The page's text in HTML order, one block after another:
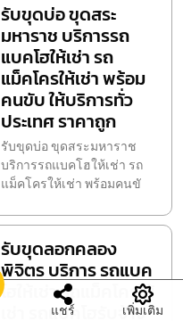
รับขุดบ่อ ขุดสระ
มหาราช บริการรถ
แบคโฮให้เช่า รถ
แม็คโครให้เช่า พร้อม
คนขับ ให้บริการทั่ว
ประเทศ ราคาถูก
รับขุดบ่อ ขุดสระมหาราช
บริการรถแบคโฮให้เช่า รถ
แม็คโครให้เช่า พร้อมคนขั
รับขุดลอกคลอง
พิจิตร บริการ รถแบค
โฮให้เช่า รถแม็คโครให้
เช่า รถแบคโฮรับจ้าง
แชร์ เพิ่มเติม